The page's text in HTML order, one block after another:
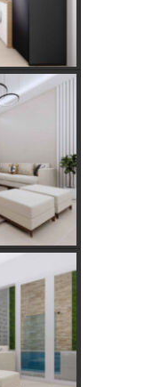
Mengecek Daya
Daya Listrik
Rumah Tangga,